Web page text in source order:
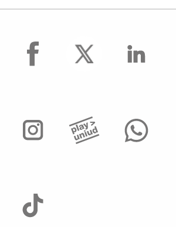
facebook